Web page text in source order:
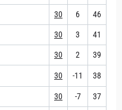
30 6 46
30 3 41
30 2 39
30 -11 38
30 -7 37